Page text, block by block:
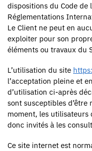
dispositions du Code
Réglementations
Le Client ne peut en
exploiter pour son
éléments ou travaux du
L’utilisation du site
l’acceptation pleine et
d’utilisation ci-après
sont susceptibles
moment, les utilisateurs
donc invités à les
Ce site internet est